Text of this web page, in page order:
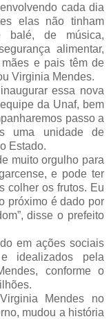
cada dia
elas não tinham
balé, de música,
alimentar,
e pais têm de
Virginia Mendes.
essa nova
da Unaf, bem
passo a
uma unidade de
Estado.
muito orgulho para
e pode ter
colher os frutos. Eu
próximo é dado por
disse o prefeito
em ações sociais
idealizados pela
conforme o
Mendes no
mudou a história